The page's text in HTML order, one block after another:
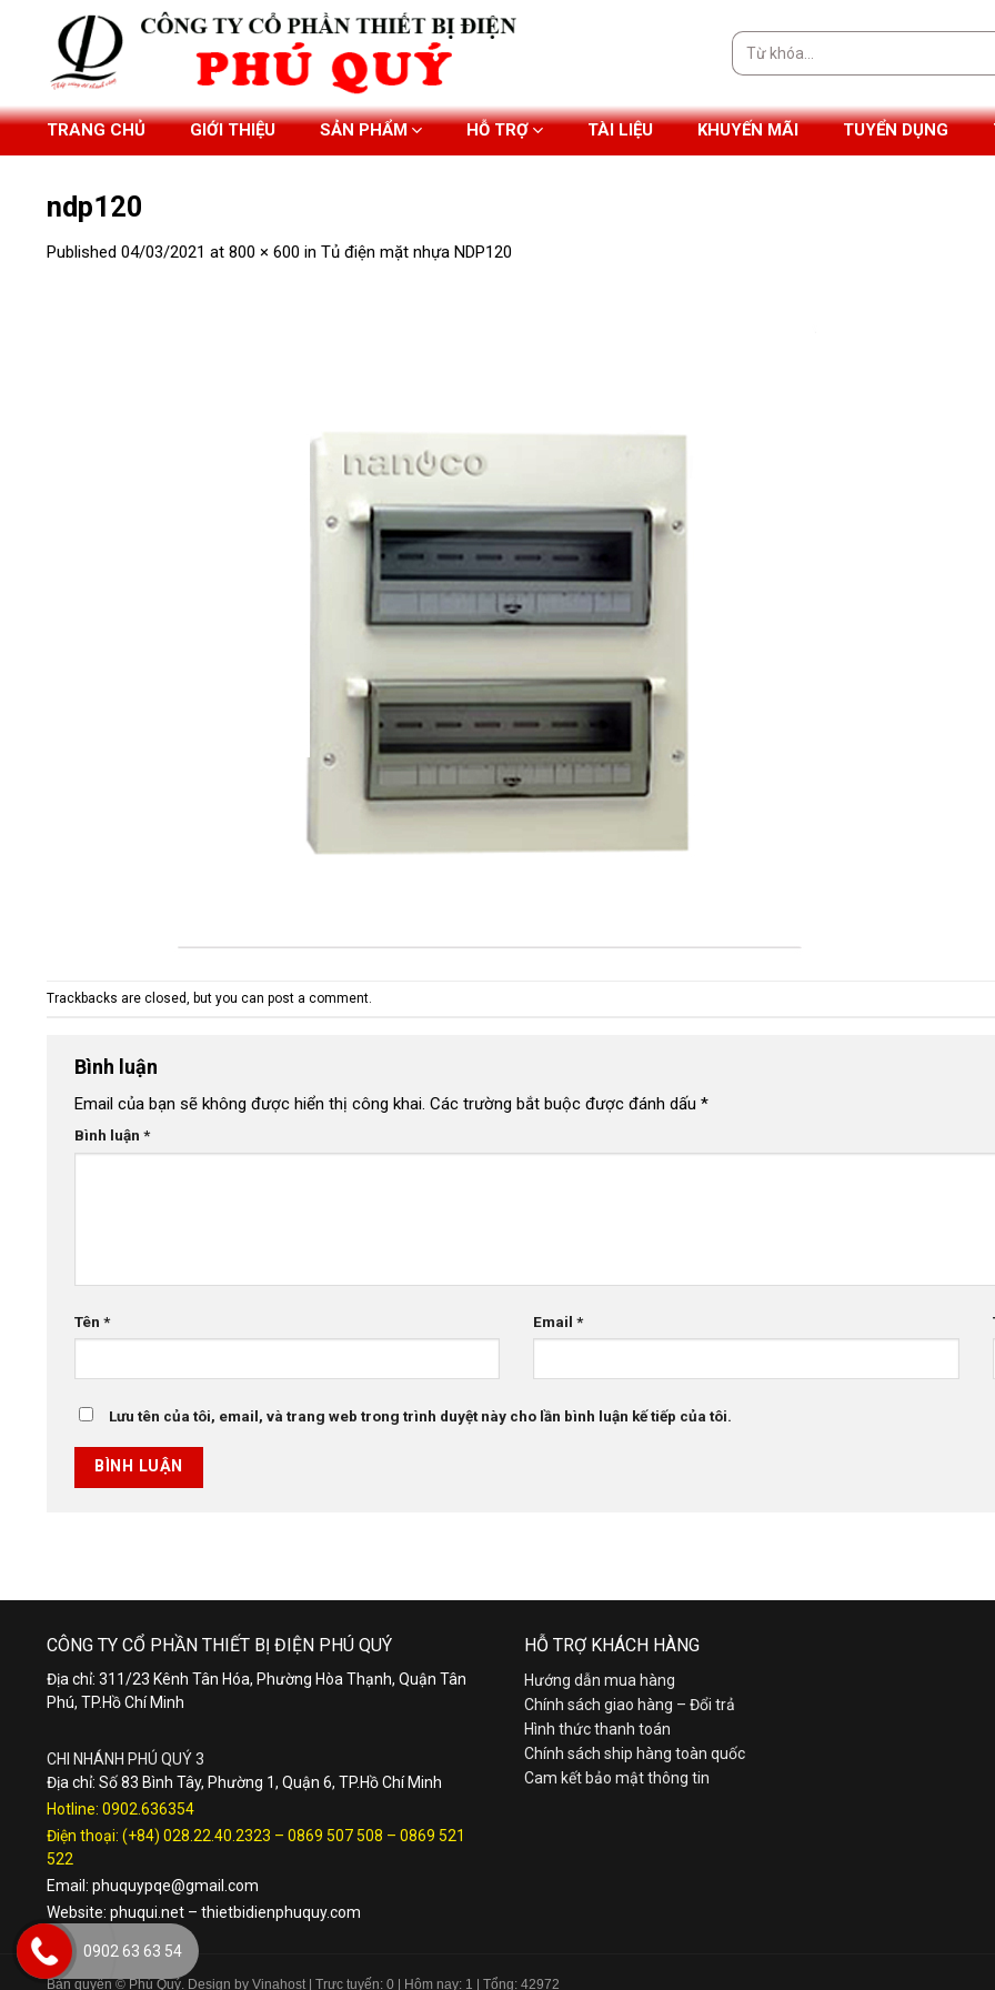
Tìm
kiếm:
TRANG CHỦ GIỚI THIỆU SẢN PHẨM HỖ TRỢ TÀI LIỆU KHUYẾN MÃI TUYỂN DỤNG
ndp120
Published 04/03/2021 at 800 × 600 in Tủ điện mặt nhựa NDP120
Trackbacks are closed, but you can post a comment
Bình luận
Email của bạn sẽ không được hiển thị công khai. Các trường bắt buộc được đánh dấu *
Bình luận *
Tên * Email*
Lưu tên của tôi, email, và trang web trong trình duyệt này cho lần bình luận kế tiếp của tôi.
CÔNG TY CỔ PHẦN THIẾT BỊ ĐIỆN PHÚ QUÝ
Địa chỉ: 311/23 Kênh Tân Hóa, Phường Hòa Thạnh, Quận Tân
Phú, TP.Hồ Chí Minh
CHI NHÁNH PHÚ QUÝ 3
Địa chỉ: Số 83 Bình Tây, Phường 1, Quận 6, TP.Hồ Chí Minh
Hotline: 0902.636354
Điện thoại: (+84) 028.22.40.2323 – 0869 507 508 – 0869 521
522
Email: phuquypqe@gmail.com
Website: phuqui.net – thietbidienphuquy.com
HỖ TRỢ KHÁCH HÀNG
Hướng dẫn mua hàng
Chính sách giao hàng – Đổi trả
Hình thức thanh toán
Chính sách ship hàng toàn quốc
Cam kết bảo mật thông tin
Bản quyền © Phú Quý. Design by Vinahost | Trực tuyến: 0 | Hôm nay: 1 | Tổng: 42972
0902 63 63 54